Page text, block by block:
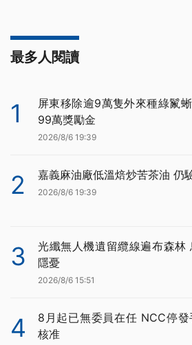
最多人閱讀
1
屏東移除逾9萬隻外來種綠鬣
99萬獎勵金
2026/8/6 19:39
2 嘉義麻油廠低溫焙炒苦茶油 仍
2026/8/6 19:39
3
光纖無人機遺留纜線遍布森林
隱憂
2026/8/6 15:51
4
8月起已無委員在任 NCC停
核准